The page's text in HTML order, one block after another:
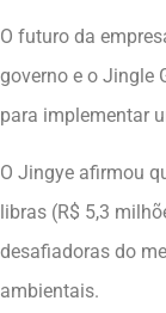
O futuro da
governo e o Jingle
para implementar
O Jingye afirmou
libras (R$ 5,3
desafiadoras do
ambientais.